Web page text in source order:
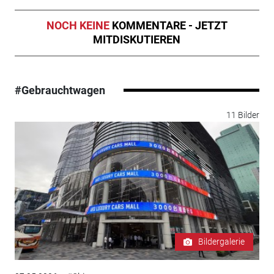
NOCH KEINE KOMMENTARE - JETZT
MITDISKUTIEREN
#Gebrauchtwagen
11 Bilder
Bildergalerie